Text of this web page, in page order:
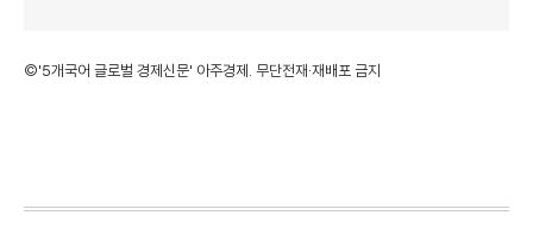
©'5개국어 글로벌 경제신문' 아주경제. 무단전재·재배포 금지